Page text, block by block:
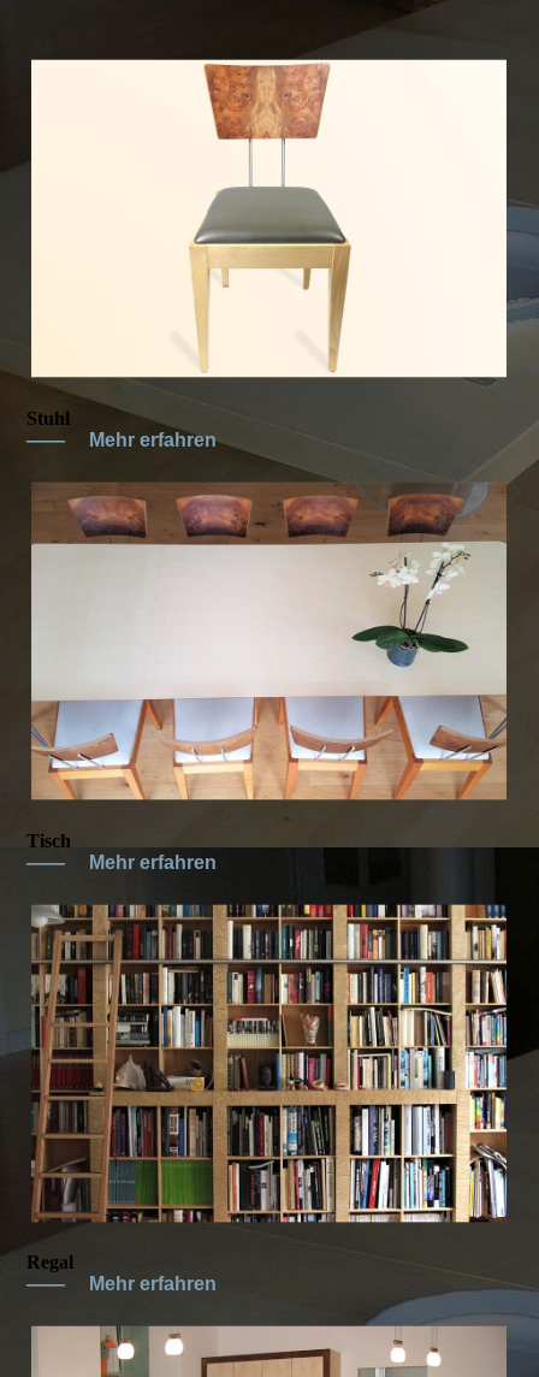
Stuhl
——
Mehr erfahren
Tisch
——
Mehr erfahren
Regal
——
Mehr erfahren